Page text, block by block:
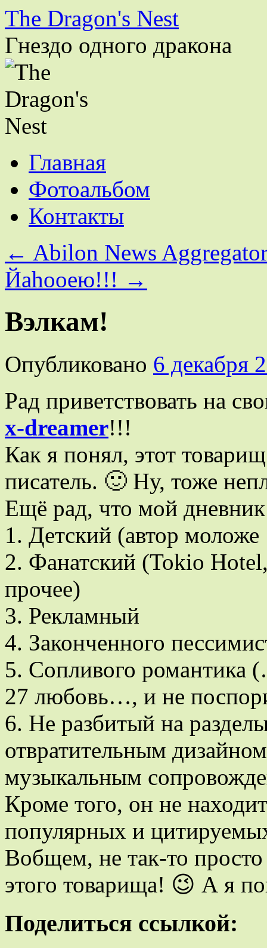
The Dragon's Nest
Гнездо одного дракона
Перейти
содержимому
Главная
Фотоальбом
Контакты
← Abilon News
Йаhooею!!! →
Вэлкам!
Опубликовано 6 декабря
Рад приветствовать на
x-dreamer!!!
Как я понял, этот
писатель. 🙂 Ну, тоже
Ещё рад, что мой
1. Детский (автор моложе
2. Фанатский (Tokio
прочее)
3. Рекламный
4. Законченного
5. Сопливого романтика
27 любовь…, и не
6. Не разбитый на
отвратительным
музыкальным
Кроме того, он не
популярных и
Вобщем, не так-то просто
этого товарища! 😉 А я
Поделиться ссылкой: